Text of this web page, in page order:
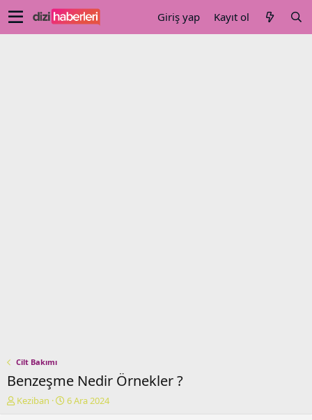
Giriş yap Kayıt ol
Cilt Bakımı
Benzeşme Nedir Örnekler ?
K
Keziban
B
6 Ara 2024